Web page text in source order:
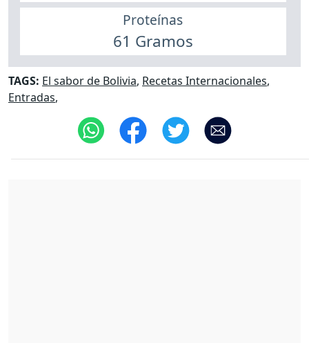
Proteínas
61 Gramos
TAGS: El sabor de Bolivia, Recetas Internacionales,
Entradas,